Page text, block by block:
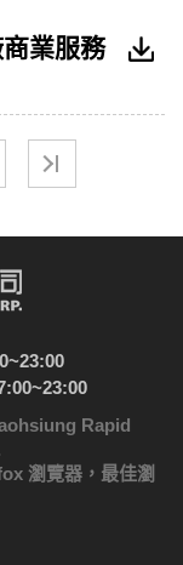
業服務
Rapid
瀏覽器，最佳瀏